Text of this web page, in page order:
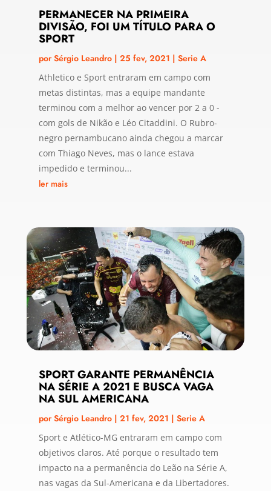
PERMANECER NA PRIMEIRA
DIVISÃO, FOI UM TÍTULO PARA O
SPORT
porSérgio Leandro| 25 fev, 2021 | Serie A
Athletico e Sport entraram em campo com
metas distintas, mas a equipe mandante
terminou com a melhor ao vencer por 2 a 0 -
com gols de Nikão e Léo Citaddini. O Rubro-
negro pernambucano ainda chegou a marcar
com Thiago Neves, mas o lance estava
impedido e terminou...
ler mais
SPORT GARANTE PERMANÊNCIA
NA SÉRIE A 2021 E BUSCA VAGA
NA SUL AMERICANA
porSérgio Leandro| 21 fev, 2021 | Serie A
Sport e Atlético-MG entraram em campo com
objetivos claros. Até porque o resultado tem
impacto na a permanência do Leão na Série A,
nas vagas da Sul-Americana e da Libertadores.